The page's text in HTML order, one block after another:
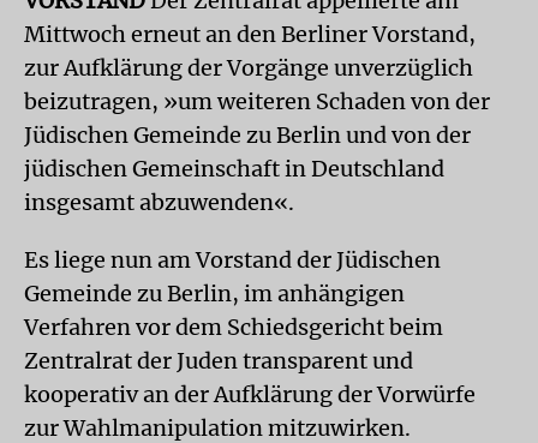
Mittwoch erneut an den Berliner Vorstand,
zur Aufklärung der Vorgänge unverzüglich
beizutragen, »um weiteren Schaden von der
Jüdischen Gemeinde zu Berlin und von der
jüdischen Gemeinschaft in Deutschland
insgesamt abzuwenden«.
Es liege nun am Vorstand der Jüdischen
Gemeinde zu Berlin, im anhängigen
Verfahren vor dem Schiedsgericht beim
Zentralrat der Juden transparent und
kooperativ an der Aufklärung der Vorwürfe
zur Wahlmanipulation mitzuwirken.